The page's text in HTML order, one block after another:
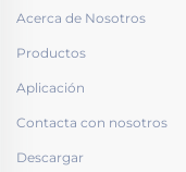
Acerca de Nosotros
Productos
Aplicación
Contacta con nosotros
Descargar